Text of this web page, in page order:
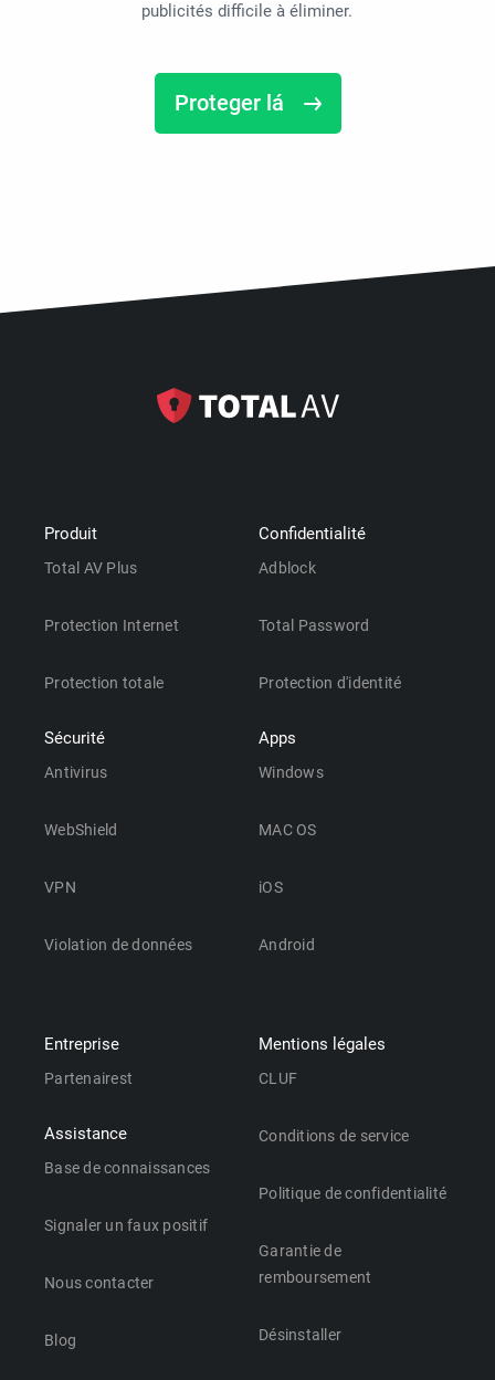
publicités difficile à éliminer.
Proteger lá
Produit
Total AV Plus
Protection Internet
Protection totale
Sécurité
Antivirus
WebShield
VPN
Violation de données
Confidentialité
Adblock
Total Password
Protection d'identité
Apps
Windows
MAC OS
iOS
Android
Entreprise
Partenairest
Assistance
Base de connaissances
Signaler un faux positif
Nous contacter
Blog
Mentions légales
CLUF
Conditions de service
Politique de confidentialité
Garantie de
remboursement
Désinstaller